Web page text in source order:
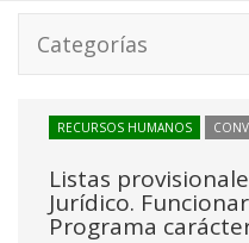
Categorías
RECURSOS HUMANOS
Listas
Jurídico.
Programa